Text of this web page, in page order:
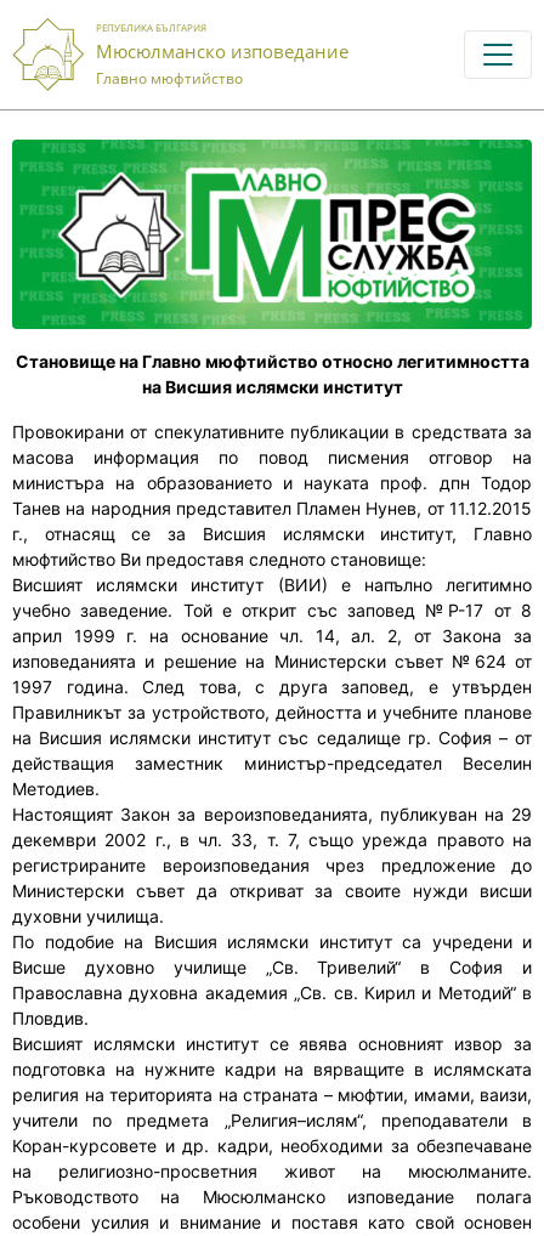
РЕПУБЛИКА БЪЛГАРИЯ
Мюсюлманско изповедание
Главно мюфтийство
Становище на Главно мюфтийство относно легитимността
на Висшия ислямски институт
Провокирани от спекулативните публикации в средствата за
масова информация по повод писмения отговор на
министъра на образованието и науката проф. дпн Тодор
Танев на народния представител Пламен Нунев, от 11.12.2015
г., отнасящ се за Висшия ислямски институт, Главно
мюфтийство Ви предоставя следното становище:
Висшият ислямски институт (ВИИ) е напълно легитимно
учебно заведение. Той е открит със заповед №Р-17 от 8
април 1999 г. на основание чл. 14, ал. 2, от Закона за
изповеданията и решение на Министерски съвет №624 от
1997 година. След това, с друга заповед, е утвърден
Правилникът за устройството, дейността и учебните планове
на Висшия ислямски институт със седалище гр. София – от
действащия заместник министър-председател Веселин
Методиев.
Настоящият Закон за вероизповеданията, публикуван на 29
декември 2002 г., в чл. 33, т. 7, също урежда правото на
регистрираните вероизповедания чрез предложение до
Министерски съвет да откриват за своите нужди висши
духовни училища.
По подобие на Висшия ислямски институт са учредени и
Висше духовно училище „Св. Тривелий“ в София и
Православна духовна академия „Св. св. Кирил и Методий“ в
Пловдив.
Висшият ислямски институт се явява основният извор за
подготовка на нужните кадри на вярващите в ислямската
религия на територията на страната – мюфтии, имами, ваизи,
учители по предмета „Религия–ислям“, преподаватели в
Коран-курсовете и др. кадри, необходими за обезпечаване
на религиозно-просветния живот на мюсюлманите.
Ръководството на Мюсюлманско изповедание полага
особени усилия и внимание и поставя като свой основен